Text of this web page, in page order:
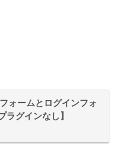
ォームとログインフォ
ラグインなし】